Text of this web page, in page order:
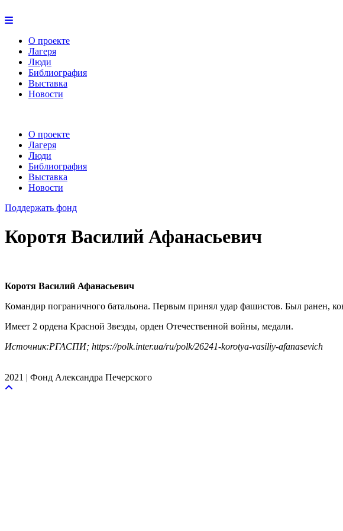
О проекте
Лагеря
Люди
Библиография
Выставка
Новости
О проекте
Лагеря
Люди
Библиография
Выставка
Новости
Поддержать фонд
Коротя Василий Афанасьевич
Коротя Василий Афанасьевич
Командир пограничного батальона. Первым принял удар фашистов. Был ранен,
Имеет 2 ордена Красной Звезды, орден Отечественной войны, медали.
Источник:РГАСПИ; https://polk.inter.ua/ru/polk/26241-korotya-vasiliy-afanasevich
2021 | Фонд Александра Печерского